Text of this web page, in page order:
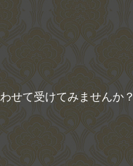
せて受けてみませんか？